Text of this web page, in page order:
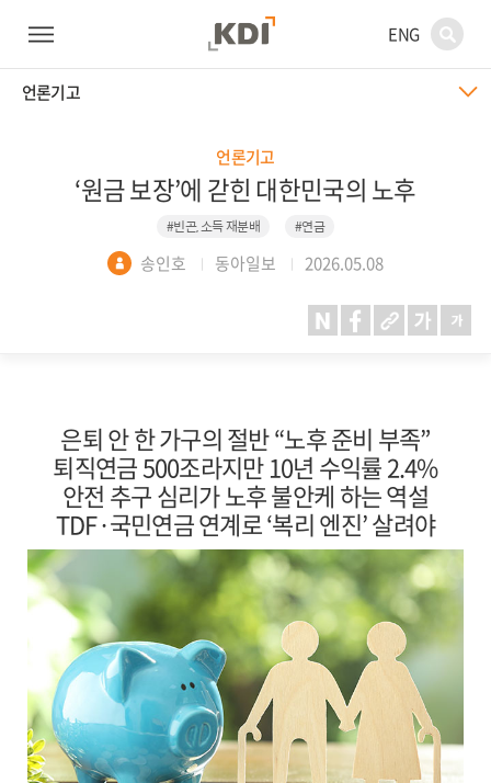
ENG
언론기고
언론기고
‘원금 보장’에 갇힌 대한민국의 노후
#빈곤, 소득 재분배 #연금
송인호 동아일보 2026.05.08
은퇴 안 한 가구의 절반 “노후 준비 부족”
퇴직연금 500조라지만 10년 수익률 2.4%
안전 추구 심리가 노후 불안케 하는 역설
TDF·국민연금 연계로 ‘복리 엔진’ 살려야